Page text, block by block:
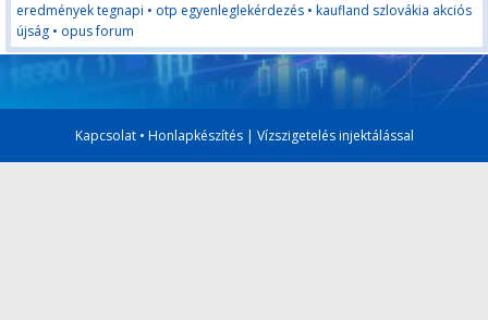
eredmények tegnapi • otp egyenleglekérdezés • kaufland szlovákia akciós
újság • opus forum
Kapcsolat• Honlapkészítés| Vízszigetelés injektálással